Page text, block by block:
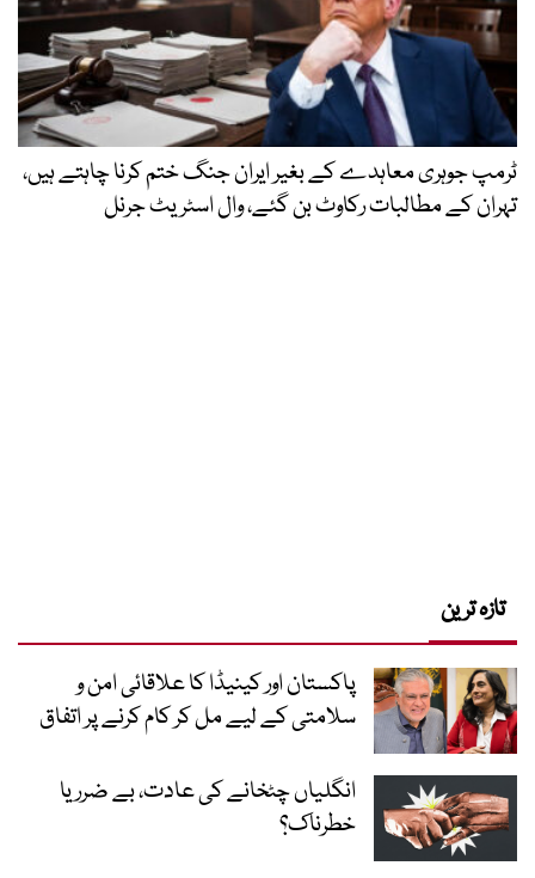
ٹرمپ جوہری معاہدے کے بغیر ایران جنگ ختم کرنا چاہتے ہیں،
تہران کے مطالبات رکاوٹ بن گئے، وال اسٹریٹ جرنل
تازہ ترین
پاکستان اور کینیڈا کا علاقائی امن و
سلامتی کے لیے مل کر کام کرنے پر اتفاق
انگلیاں چٹخانے کی عادت، بے ضرر یا
خطرناک؟